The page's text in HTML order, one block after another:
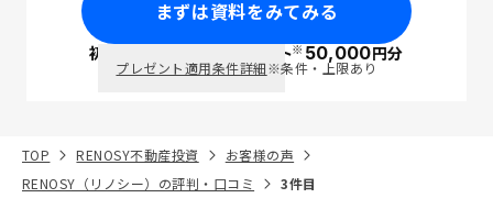
まずは資料をみてみる
初回面談で ポイント※50,000円分
プレゼント適用条件詳細※条件・上限あり
TOP RENOSY不動産投資
お客様の声
RENOSY（リノシー）の評判・口コミ
3件目